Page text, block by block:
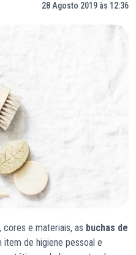
28 Agosto 2019 às 12:36
e materiais, as buchas de
item de higiene pessoal e